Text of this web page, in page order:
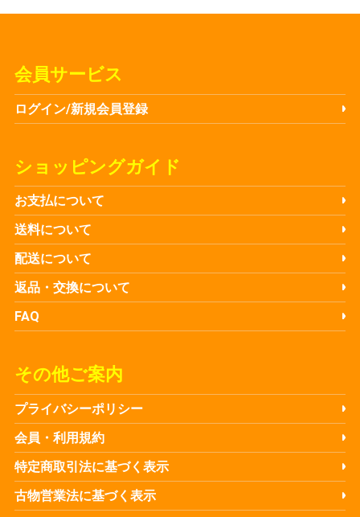
会員サービス
ログイン/新規会員登録
ショッピングガイド
お支払について
送料について
配送について
返品・交換について
FAQ
その他ご案内
プライバシーポリシー
会員・利用規約
特定商取引法に基づく表示
古物営業法に基づく表示